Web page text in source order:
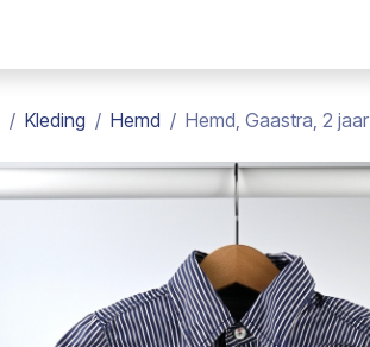
Kleding Hemd Hemd, Gaastra, 2 jaar